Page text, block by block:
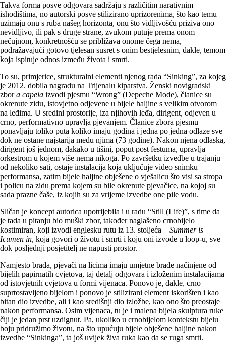
Takva forma posve odgovara sadržaju s različitim narativnim
ishodištima, no autorski posve stilizirano uprizorenima, što kao temu
uzimaju onu s ruba našeg horizonta, onu što vidljivošću priziva ono
nevidljivo, ili pak s druge strane, zvukom putuje prema onom
nečujnom, konkretnošću se približava onome čega nema,
podražavajući gotovo tjelesan susret s onim bestjelesnim, dakle, temom
koja ispituje odnos između života i smrti.
To su, primjerice, strukturalni elementi njenog rada “Sinking”, za kojeg
je 2012. dobila nagradu na Trijenalu kiparstva. Ženski novigradski
zbora capela izvodi pjesmu “Wrong” (Depeche Mode), članice su
okrenute zidu, istovjetno odjevene u bijele haljine s velikim otvorom
na leđima. U sredini prostorije, iza njihovih leđa, dirigent, odjeven u
crno, performativno upravlja pjevanjem. Članice zbora pjesmu
ponavljaju toliko puta koliko imaju godina i jedna po jedna odlaze sve
dok ne ostane najstarija među njima (73 godine). Nakon njena odlaska,
dirigent još jednom, dakako u tišini, poput post festuma, upravlja
orkestrom u kojem više nema nikoga. Po završetku izvedbe u trajanju
od nekoliko sati, ostaje instalacija koja uključuje video snimku
performansa, zatim bijele haljine obješene o vješalicu što visi sa stropa
i policu na zidu prema kojem su bile okrenute pjevačice, na kojoj su
sada prazne čaše, iz kojih su za vrijeme izvedbe one pile vodu.
Sličan je koncept autorica upotrijebila i u radu “Still (Life)”, s time da
je tada u pitanju bio muški zbor, također naglašeno crnobijelo
kostimiran, koji izvodi englesku rutu iz 13. stoljeća – Summer is
Icumen in, koja govori o životu i smrti i koju oni izvode u loop-u, sve
dok posljednji posjetitelj ne napusti prostor.
Namjesto brada, pjevači na licima imaju umjetne brade načinjene od
bijelih papirnatih cvjetova, taj detalj odgovara i izloženim instalacijama
od istovjetnih cvjetova u formi vijenaca. Ponovo je, dakle, crno
suprtostavljeno bijelom i ponovo je stilizirani element iskorišten i kao
bitan dio izvedbe, ali i kao središnji dio izložbe, kao ono što preostaje
nakon performansa. Osim vijenaca, tu je i malena bijela skulptura ruke
čiji je jedan prst uzdignut. Pa, ukoliko u crnobijelom kontekstu bijelu
boju pridružimo životu, na što upućuju bijele obješene haljine nakon
izvedbe “Sinkinga”, ta još uvijek živa ruka kao da se ruga smrti.